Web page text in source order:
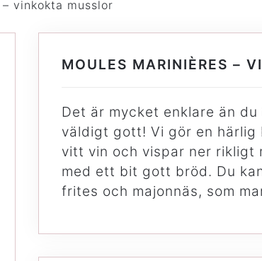
vinkokta musslor
MOULES MARINIÈRES –
Det är mycket enklare än
väldigt gott! Vi gör en
vitt vin och vispar ner rikligt
med ett bit gott bröd. Du
frites och majonnäs, som